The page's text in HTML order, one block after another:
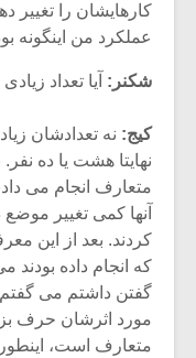
کارهایشان را تغییر
عملکرد من اینگونه
شکنر: آیا تعداد
کیج: نه تعدادشان
نهایتا هشت یا ده
متعارف انجام می
آنها کمی تغییر
کردند. بعد از این
که انجام داده
گفتن داشتم می
مورد اثرشان حرف
متعارف است،